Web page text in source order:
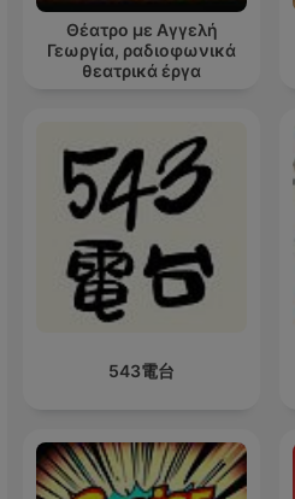
Θέατρο με Αγγελή
Γεωργία, ραδιοφωνικά
θεατρικά έργα
543電台